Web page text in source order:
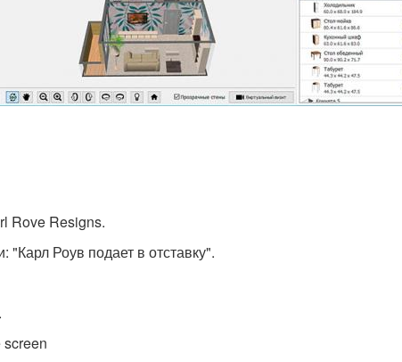
Rove Resigns.
"Карл Роув подает в отставку".
screen